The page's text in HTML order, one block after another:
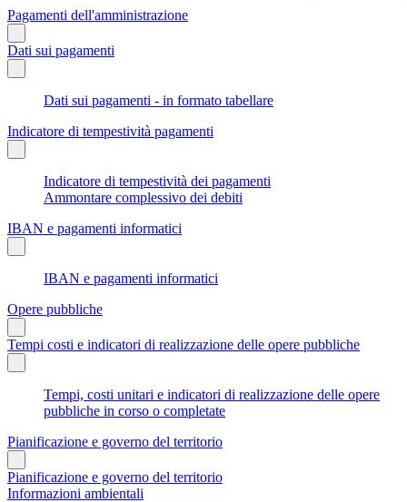
Pagamenti dell'amministrazione
Dati sui pagamenti
Dati sui pagamenti - in formato tabellare
Indicatore di tempestività pagamenti
Indicatore di tempestività dei pagamenti
Ammontare complessivo dei debiti
IBAN e pagamenti informatici
IBAN e pagamenti informatici
Opere pubbliche
Tempi costi e indicatori di realizzazione delle opere pubbliche
Tempi, costi unitari e indicatori di realizzazione delle opere
pubbliche in corso o completate
Pianificazione e governo del territorio
Pianificazione e governo del territorio
Informazioni ambientali